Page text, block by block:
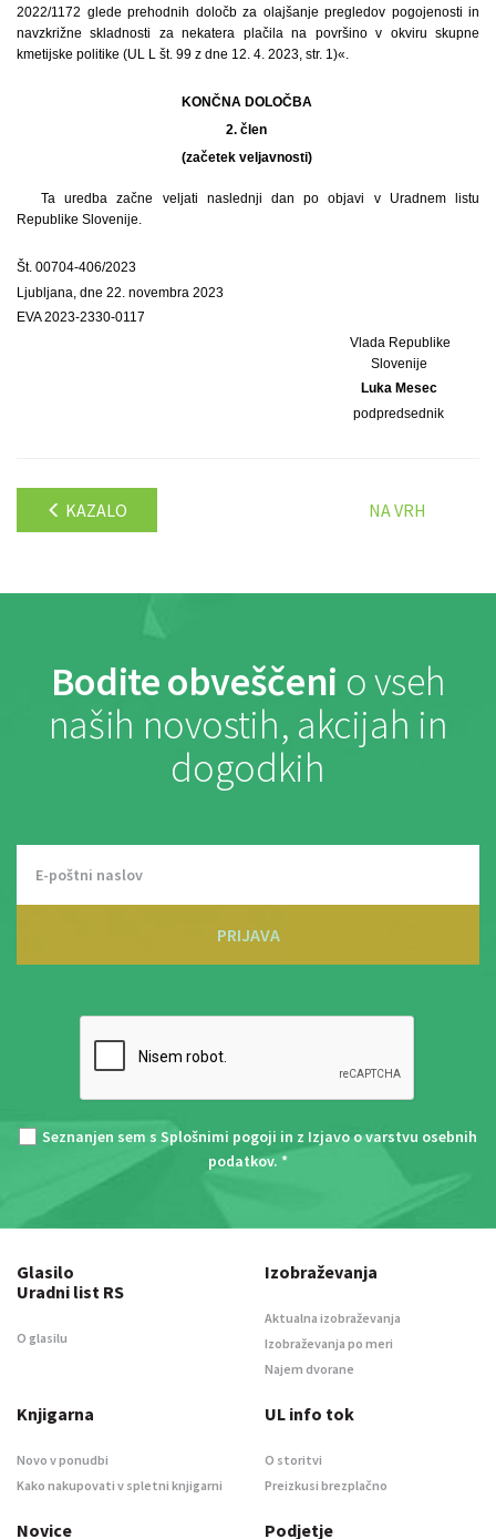
2022/1172 glede prehodnih določb za olajšanje pregledov pogojenosti in
navzkrižne skladnosti za nekatera plačila na površino v okviru skupne
kmetijske politike (UL L št. 99 z dne 12. 4. 2023, str. 1)«.
KONČNA DOLOČBA
2. člen
(začetek veljavnosti)
Ta uredba začne veljati naslednji dan po objavi v Uradnem listu
Republike Slovenije.
Št. 00704-406/2023
Ljubljana, dne 22. novembra 2023
EVA 2023-2330-0117
Vlada Republike
Slovenije
Luka Mesec
podpredsednik
KAZALO NA VRH
Bodite obveščeni o vseh
naših novostih, akcijah in
dogodkih
PRIJAVA
Seznanjen sem s Splošnimi pogoji in z Izjavo o varstvu osebnih
podatkov. *
Glasilo
Uradni list RS
O glasilu
Izobraževanja
Aktualna izobraževanja
Izobraževanja po meri
Najem dvorane
Knjigarna
Novo v ponudbi
Kako nakupovati v spletni knjigarni
UL info tok
O storitvi
Preizkusi brezplačno
Novice Podjetje